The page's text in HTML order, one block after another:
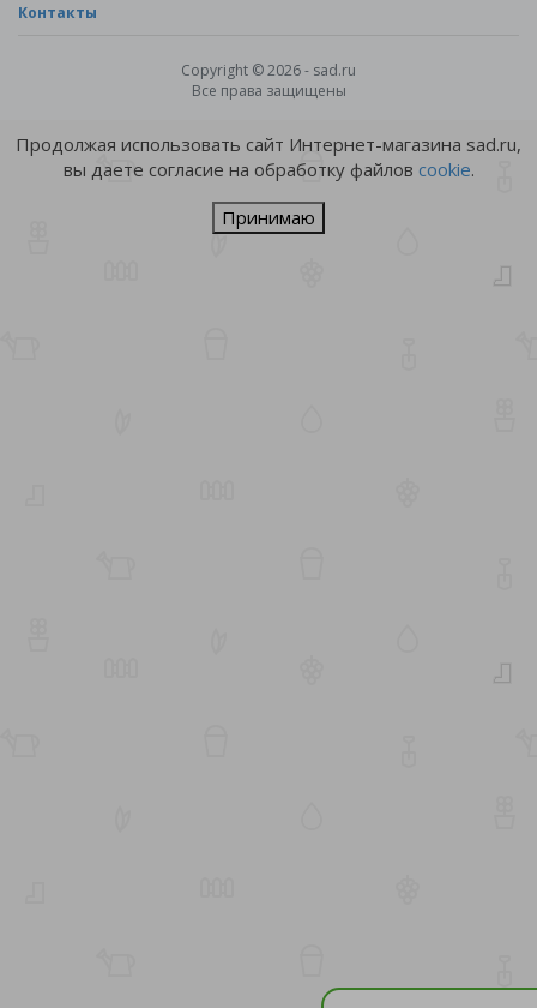
Контакты
Copyright © 2026 - sad.ru
Все права защищены
Продолжая использовать сайт Интернет-магазина sad.ru,
вы даете согласие на обработку файлов cookie.
Принимаю